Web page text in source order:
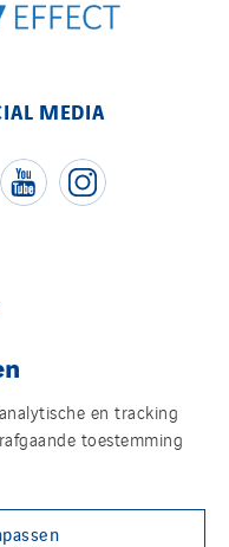
MEDIA
en tracking
toestemming